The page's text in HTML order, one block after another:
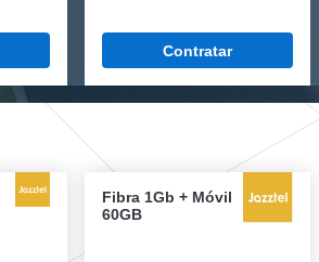
Contratar
Fibra 1Gb + Móvil
60GB